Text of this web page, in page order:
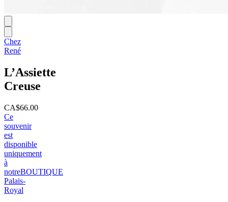
Chez
René
L’Assiette
Creuse
CA$66.00
Ce
souvenir
est
disponible
uniquement
à
notreBOUTIQUE
Palais-
Royal